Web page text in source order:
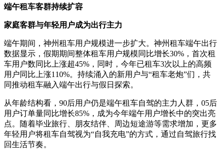
端午租车客群持续扩容
家庭客群与年轻用户成为出行主力
端午期间，神州租车用户规模进一步扩大。神州租车端午出行
数据显示，假期期间整体租车用户规模同比增长30%，首次租
车用户数同比上涨超45%，同时，今年已租车3次以上的高频
用户同比上涨110%。持续涌入的新用户与“租车老炮”们，共
同推动租车融入端午出行与假日探索。
从年龄结构看，90后用户仍是端午租车自驾的主力人群，05后
用户订单量同比增长85%，成为今年端午用户增长中的突出亮
点。随着毕业旅行、朋友结伴、周边短途游等需求增加，更多
年轻用户将租车自驾视为“自我充电”的方式，通过自驾旅行找
回生活节奏。